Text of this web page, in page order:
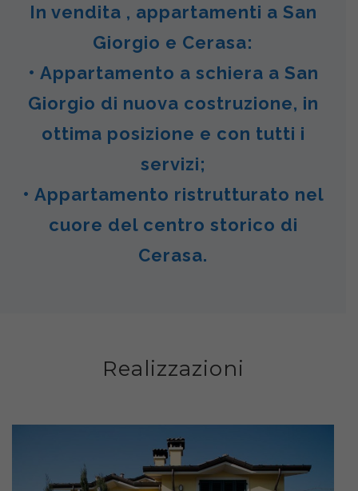
In vendita , appartamenti a San
Giorgio e Cerasa:
• Appartamento a schiera a San
Giorgio di nuova costruzione, in
ottima posizione e con tutti i
servizi;
• Appartamento ristrutturato nel
cuore del centro storico di
Cerasa.
Realizzazioni